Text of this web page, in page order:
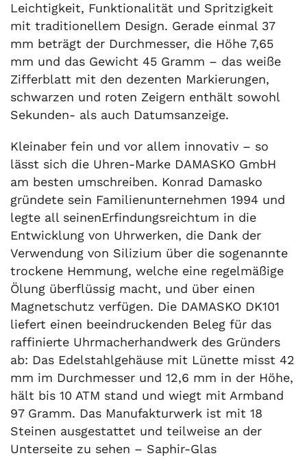
Leichtigkeit, Funktionalität und Spritzigkeit
mit traditionellem Design. Gerade einmal 37
mm beträgt der Durchmesser, die Höhe 7,65
mm und das Gewicht 45 Gramm – das weiße
Zifferblatt mit den dezenten Markierungen,
schwarzen und roten Zeigern enthält sowohl
Sekunden- als auch Datumsanzeige.
Kleinaber fein und vor allem innovativ – so
lässt sich die Uhren-Marke DAMASKO GmbH
am besten umschreiben. Konrad Damasko
gründete sein Familienunternehmen 1994 und
legte all seinenErfindungsreichtum in die
Entwicklung von Uhrwerken, die Dank der
Verwendung von Silizium über die sogenannte
trockene Hemmung, welche eine regelmäßige
Ölung überflüssig macht, und über einen
Magnetschutz verfügen. Die DAMASKO DK101
liefert einen beeindruckenden Beleg für das
raffinierte Uhrmacherhandwerk des Gründers
ab: Das Edelstahlgehäuse mit Lünette misst 42
mm im Durchmesser und 12,6 mm in der Höhe,
hält bis 10 ATM stand und wiegt mit Armband
97 Gramm. Das Manufakturwerk ist mit 18
Steinen ausgestattet und teilweise an der
Unterseite zu sehen – Saphir-Glas